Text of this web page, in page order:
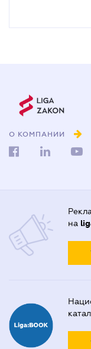
О КОМПАНИИ
на